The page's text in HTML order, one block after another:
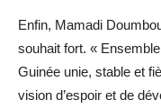
Enfin, Mamadi
souhait fort. «
Guinée unie, stable et
vision d’espoir et de